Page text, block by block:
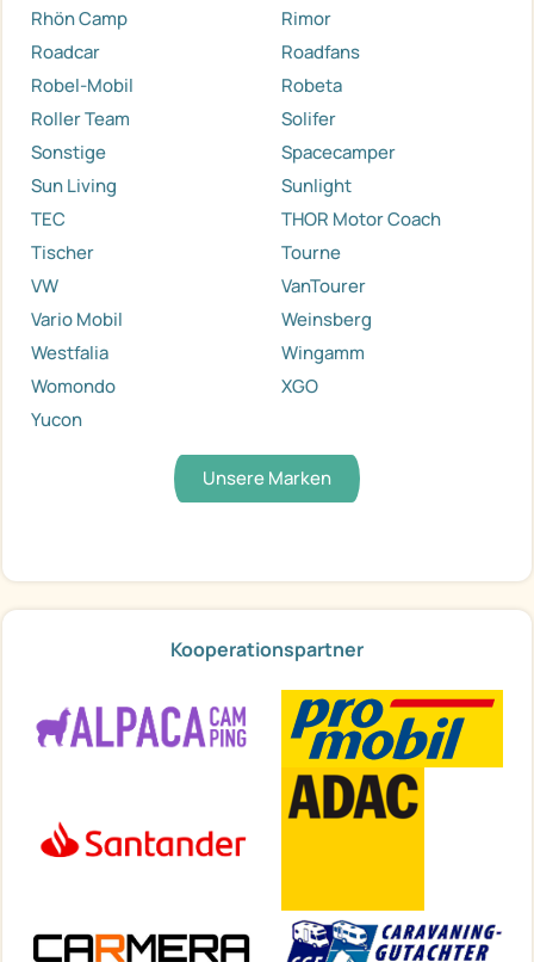
Rhön Camp
Rimor
Roadcar
Roadfans
Robel-Mobil
Robeta
Roller Team
Solifer
Sonstige
Spacecamper
Sun Living
Sunlight
TEC
THOR Motor Coach
Tischer
Tourne
VW
VanTourer
Vario Mobil
Weinsberg
Westfalia
Wingamm
Womondo
XGO
Yucon
Unsere Marken
Kooperationspartner